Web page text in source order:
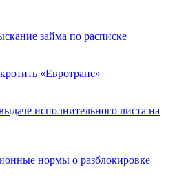
займа по расписке
«Евротранс»
исполнительного листа на
нормы о разблокировке